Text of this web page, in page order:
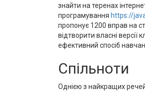
знайти на теренах
програмування https://
пропонує 1200 вправ на
відтворити власні версії
ефективний спосіб
Спільноти
Однією з найкращих